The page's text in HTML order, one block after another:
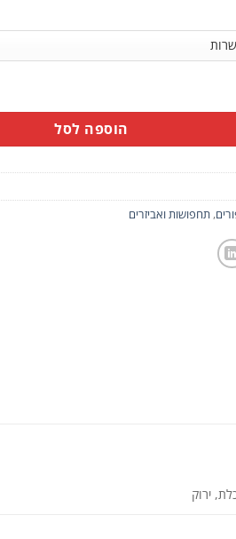
הוספה לסל
, תחפושות ואביזרים
ירוק